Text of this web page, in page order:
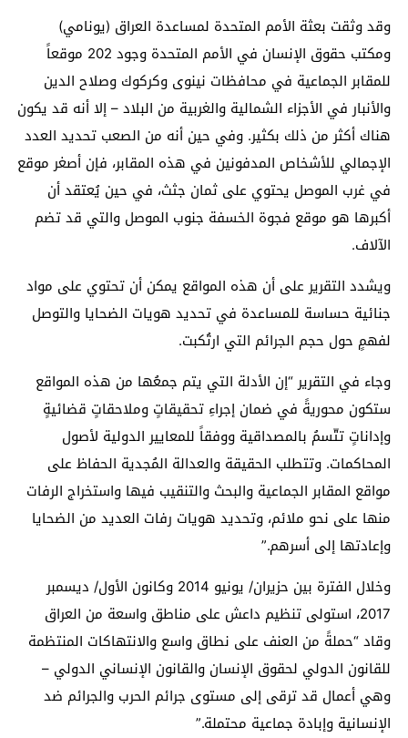
وقد وثقت بعثة الأمم المتحدة لمساعدة العراق (يونامي)
ومكتب حقوق الإنسان في الأمم المتحدة وجود 202 موقعاً
للمقابر الجماعية في محافظات نينوى وكركوك وصلاح الدين
والأنبار في الأجزاء الشمالية والغربية من البلاد – إلا أنه قد يكون
هناك أكثر من ذلك بكثير. وفي حين أنه من الصعب تحديد العدد
الإجمالي للأشخاص المدفونين في هذه المقابر، فإن أصغر موقع
في غرب الموصل يحتوي على ثمان جثث، في حين يُعتقد أن
أكبرها هو موقع فجوة الخسفة جنوب الموصل والتي قد تضم
الآلاف.
ويشدد التقرير على أن هذه المواقع يمكن أن تحتوي على مواد
جنائية حساسة للمساعدة في تحديد هويات الضحايا والتوصل
لفهمٍ حول حجم الجرائم التي ارتُكبت.
وجاء في التقرير “إن الأدلة التي يتم جمعُها من هذه المواقع
ستكون محوريةً في ضمان إجراءِ تحقيقاتٍ وملاحقاتٍ قضائيةٍ
وإداناتٍ تتّسمُ بالمصداقية ووفقاً للمعايير الدولية لأصول
المحاكمات. وتتطلب الحقيقة والعدالة المُجدية الحفاظ على
مواقع المقابر الجماعية والبحث والتنقيب فيها واستخراج الرفات
منها على نحو ملائم، وتحديد هويات رفات العديد من الضحايا
وإعادتها إلى أسرهم.”
وخلال الفترة بين حزيران/ يونيو 2014 وكانون الأول/ ديسمبر
2017، استولى تنظيم داعش على مناطق واسعة من العراق
وقاد “حملةً من العنف على نطاق واسع والانتهاكات المنتظمة
للقانون الدولي لحقوق الإنسان والقانون الإنساني الدولي –
وهي أعمال قد ترقى إلى مستوى جرائم الحرب والجرائم ضد
الإنسانية وإبادة جماعية محتملة.”